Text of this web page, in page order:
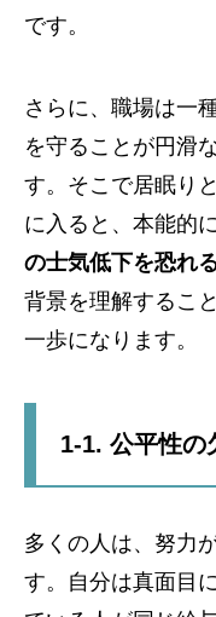
です。
さらに、職場は一
を守ることが円滑
す。そこで居眠り
に入ると、本能的
の士気低下を恐れ
背景を理解するこ
一歩になります。
1-1. 公平性の
多くの人は、努力
す。自分は真面目